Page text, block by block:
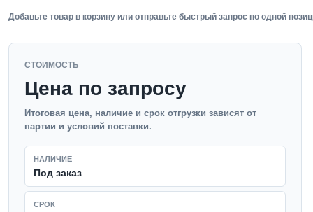
Добавьте товар в корзину или отправьте быстрый запрос по одной
СТОИМОСТЬ
Цена по запросу
Итоговая цена, наличие и срок отгрузки зависят от
партии и условий поставки.
НАЛИЧИЕ
Под заказ
СРОК